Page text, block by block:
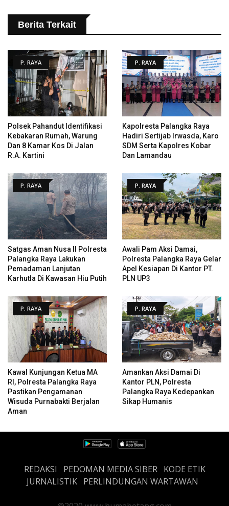
Berita Terkait
P. RAYA
Polsek Pahandut Identifikasi
Kebakaran Rumah, Warung
Dan 8 Kamar Kos Di Jalan
R.A. Kartini
P. RAYA
Kapolresta Palangka Raya
Hadiri Sertijab Irwasda, Karo
SDM Serta Kapolres Kobar
Dan Lamandau
P. RAYA
Satgas Aman Nusa II Polresta
Palangka Raya Lakukan
Pemadaman Lanjutan
Karhutla Di Kawasan Hiu Putih
P. RAYA
Awali Pam Aksi Damai,
Polresta Palangka Raya Gelar
Apel Kesiapan Di Kantor PT.
PLN UP3
P. RAYA
Kawal Kunjungan Ketua MA
RI, Polresta Palangka Raya
Pastikan Pengamanan
Wisuda Purnabakti Berjalan
Aman
P. RAYA
Amankan Aksi Damai Di
Kantor PLN, Polresta
Palangka Raya Kedepankan
Sikap Humanis
REDAKSI PEDOMAN MEDIA SIBER
KODE ETIK
JURNALISTIK PERLINDUNGAN WARTAWAN